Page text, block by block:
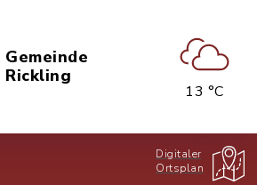
Gemeinde
Rickling
13 °C
Digitaler
Ortsplan